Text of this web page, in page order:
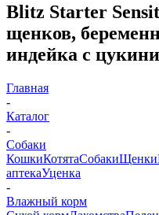
Blitz Starter
щенков,
индейка с цукини
Главная
-
Каталог
-
Собаки
КошкиКотятаСобакиЩенки
аптекаУценка
-
Влажный корм